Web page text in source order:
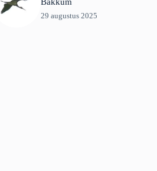
29 augustus 2025